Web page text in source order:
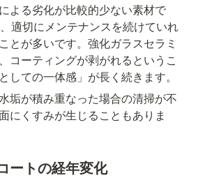
よる劣化が比較的少ない素材で
適切にメンテナンスを続けていれ
とが多いです。強化ガラスセラミ
コーティングが剥がれるというこ
しての一体感」が長く続きます。
垢が積み重なった場合の清掃が不
にくすみが生じることもありま
ートの経年変化